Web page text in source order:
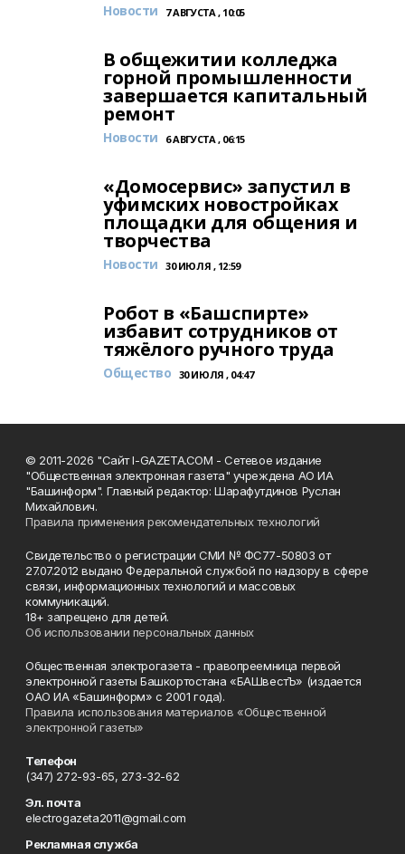
Новости 7 АВГУСТА , 10:05
В общежитии колледжа
горной промышленности
завершается капитальный
ремонт
Новости 6 АВГУСТА , 06:15
«Домосервис» запустил в
уфимских новостройках
площадки для общения и
творчества
Новости 30 ИЮЛЯ , 12:59
Робот в «Башспирте»
избавит сотрудников от
тяжёлого ручного труда
Общество 30 ИЮЛЯ , 04:47
© 2011-2026 "Сайт I-GAZETA.COM - Сетевое издание
"Общественная электронная газета" учреждена АО ИА
"Башинформ". Главный редактор: Шарафутдинов Руслан
Михайлович.
Правила применения рекомендательных технологий
Свидетельство о регистрации СМИ № ФС77-50803 от
27.07.2012 выдано Федеральной службой по надзору в сфере
связи, информационных технологий и массовых
коммуникаций.
18+ запрещено для детей.
Об использовании персональных данных
Общественная электрогазета - правопреемница первой
электронной газеты Башкортостана «БАШвестЪ» (издается
ОАО ИА «Башинформ» с 2001 года).
Правила использования материалов «Общественной
электронной газеты»
Телефон
(347) 272-93-65, 273-32-62
Эл. почта
electrogazeta2011@gmail.com
Рекламная служба